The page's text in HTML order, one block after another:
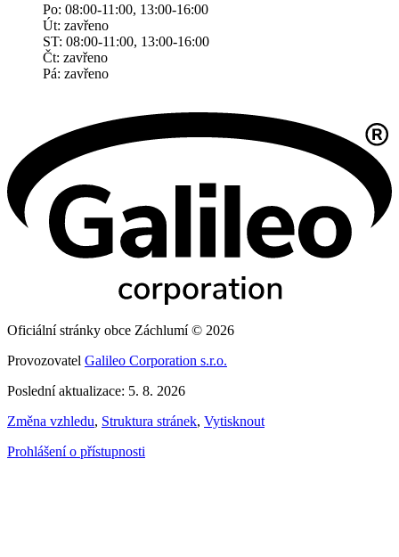
Po: 08:00-11:00, 13:00-16:00
Út: zavřeno
ST: 08:00-11:00, 13:00-16:00
Čt: zavřeno
Pá: zavřeno
Oficiální stránky obce Záchlumí © 2026
Provozovatel Galileo Corporation s.r.o.
Poslední aktualizace: 5. 8. 2026
Změna vzhledu, Struktura stránek, Vytisknout
Prohlášení o přístupnosti